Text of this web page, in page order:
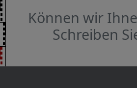
Können wir
Schreiben